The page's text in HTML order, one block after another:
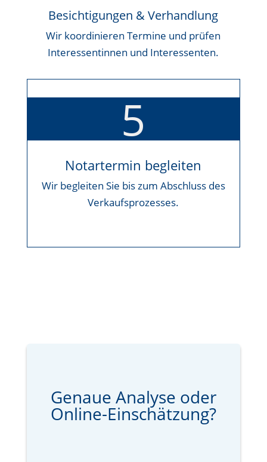
Besichtigungen & Verhandlung
Wir koordinieren Termine und prüfen
Interessentinnen und Interessenten.
5
Notartermin begleiten
Wir begleiten Sie bis zum Abschluss des
Verkaufsprozesses.
Genaue Analyse oder
Online-Einschätzung?